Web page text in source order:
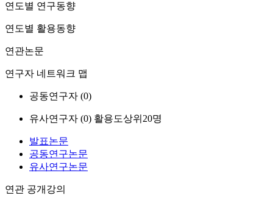
연도별 연구동향
연도별 활용동향
연관논문
연구자 네트워크 맵
공동연구자 (0)
유사연구자 (0) 활용도상위20명
발표논문
공동연구논문
유사연구논문
연관 공개강의